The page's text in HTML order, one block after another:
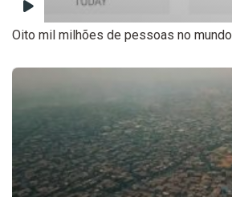
Oito mil milhões de pessoas no mundo